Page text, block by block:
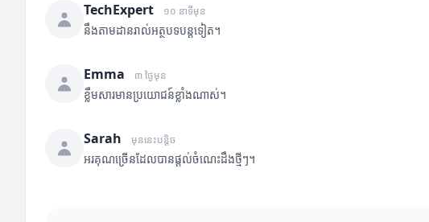
TechExpert ១០ នាទីមុន
នឹងតាមដានរាល់អត្ថបទបន្តទៀត។
Emma ៣ ថ្ងៃមុន
ខ្លឹមសារមានប្រយោជន៍ខ្លាំងណាស់។
Sarah មុននេះបន្តិច
អរគុណច្រើនដែលបានផ្តល់ចំណេះដឹងថ្មីៗ។